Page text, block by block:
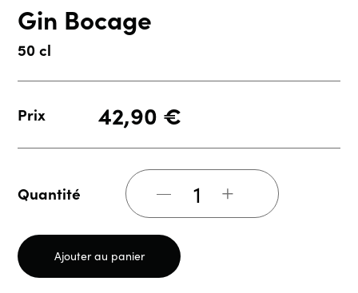
Gin Bocage
50 cl
Prix 42,90 €
Quantité +
Ajouter au panier